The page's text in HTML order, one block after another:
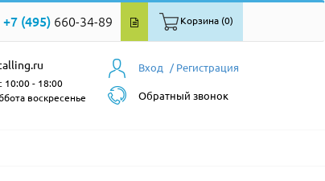
+7 (495) 660-34-89 Корзина (0)
Вход / Регистрация
Обратный звонок
10:00 - 18:00
воскресенье